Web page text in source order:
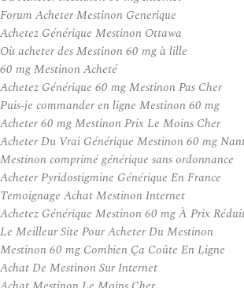
Forum Acheter Mestinon Generique
Achetez Générique Mestinon Ottawa
Où acheter des Mestinon 60 mg à lille
60 mg Mestinon Acheté
Achetez Générique 60 mg Mestinon Pas Cher
Puis-je commander en ligne Mestinon 60 mg
Acheter 60 mg Mestinon Prix Le Moins Cher
Acheter Du Vrai Générique Mestinon 60 mg
Mestinon comprimé générique sans ordonnance
Acheter Pyridostigmine Générique En France
Temoignage Achat Mestinon Internet
Achetez Générique Mestinon 60 mg À Prix
Le Meilleur Site Pour Acheter Du Mestinon
Mestinon 60 mg Combien Ça Coûte En Ligne
Achat De Mestinon Sur Internet